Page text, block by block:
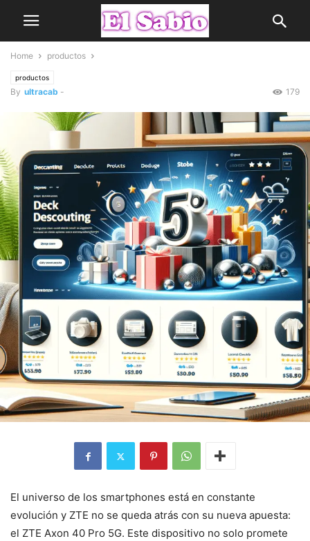
Home productos
productos
By ultracab - 179
El universo de los smartphones está en constante
evolución y ZTE no se queda atrás con su nueva apuesta:
el ZTE Axon 40 Pro 5G. Este dispositivo no solo promete